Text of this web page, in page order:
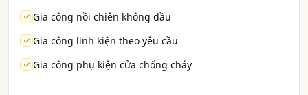
Gia công nồi chiên không dầu
Gia công linh kiện theo yêu cầu
Gia công phụ kiện cửa chống cháy